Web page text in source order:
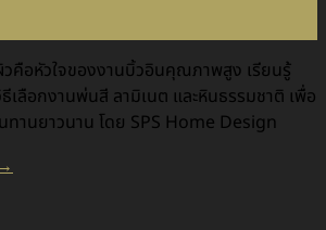
วคือหัวใจของงานบิ้วอินคุณภาพสูง เรียนรู้
เลือกงานพ่นสี ลามิเนต และหินธรรมชาติ เพื่อ
ทานยาวนาน โดย SPS Home Design
→